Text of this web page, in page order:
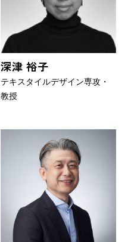
深津 裕子
テキスタイルデザイン専攻・
教授